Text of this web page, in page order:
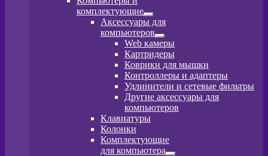
комплектующие
Развернутое
вложенное
меню
Аксессуары для
компьютеров
Развернутое
вложенное
меню
Web камеры
Картридеры
Коврики для мышки
Контроллеры и адаптеры
Удлинители и сетевые фильтры
Другие аксессуары для
компьютеров
Клавиатуры
Колонки
Комплектующие
для компьютера